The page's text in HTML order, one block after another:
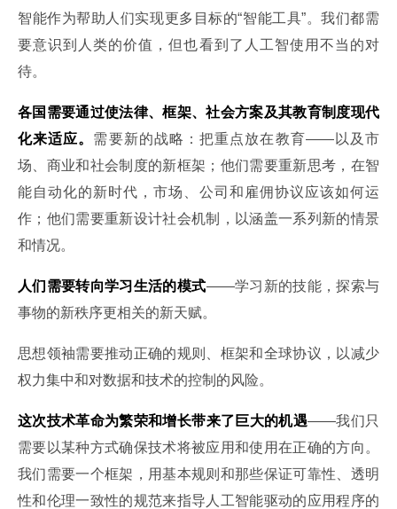
智能作为帮助人们实现更多目标的“智能工具”。我们都需
要意识到人类的价值，但也看到了人工智使用不当的对
待。
各国需要通过使法律、框架、社会方案及其教育制度现代
化来适应。 需要新的战略：把重点放在教育——以及市
场、商业和社会制度的新框架；他们需要重新思考，在智
能自动化的新时代，市场、公司和雇佣协议应该如何运
作；他们需要重新设计社会机制，以涵盖一系列新的情景
和情况。
人们需要转向学习生活的模式——学习新的技能，探索与
事物的新秩序更相关的新天赋。
思想领袖需要推动正确的规则、框架和全球协议，以减少
权力集中和对数据和技术的控制的风险。
这次技术革命为繁荣和增长带来了巨大的机遇——我们只
需要以某种方式确保技术将被应用和使用在正确的方向。
我们需要一个框架，用基本规则和那些保证可靠性、透明
性和伦理一致性的规范来指导人工智能驱动的应用程序的